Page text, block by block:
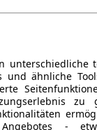
unterschiedliche
und ähnliche
zu
Angebotes -